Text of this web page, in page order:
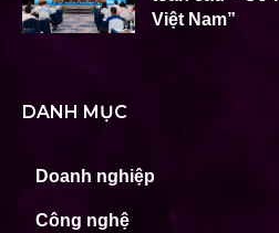
Việt Nam”
DANH MỤC
Doanh nghiệp
Công nghệ